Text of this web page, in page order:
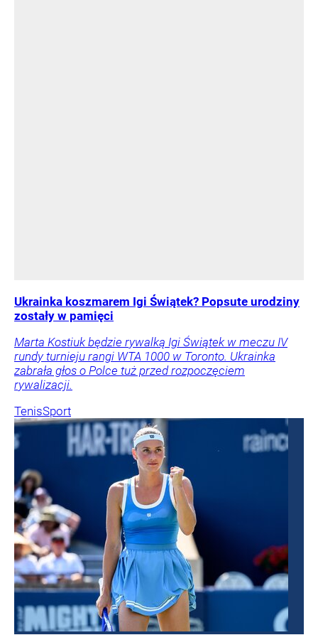
Ukrainka koszmarem Igi Świątek? Popsute urodziny
zostały w pamięci
Marta Kostiuk będzie rywalką Igi Świątek w meczu IV
rundy turnieju rangi WTA 1000 w Toronto. Ukrainka
zabrała głos o Polce tuż przed rozpoczęciem
rywalizacji.
TenisSport